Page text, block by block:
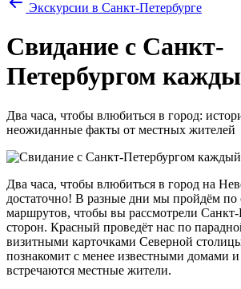
Экскурсии в Санкт-Петербурге
Свидание с Санкт-
Петербургом
Два часа, чтобы влюбиться в город:
неожиданные факты от местных жителей
Два часа, чтобы влюбиться в город на
достаточно! В разные дни мы пройдём по
маршрутов, чтобы вы рассмотрели Санкт-
сторон. Красный проведёт нас по
визитными карточками Северной
познакомит с менее известными домами
встречаются местные жители.